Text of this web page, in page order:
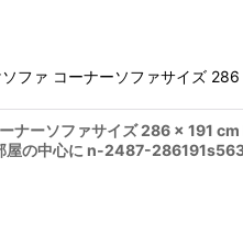
ファ コーナーソファサイズ
ーソファサイズ 286 × 191
屋の中心に n-2487-